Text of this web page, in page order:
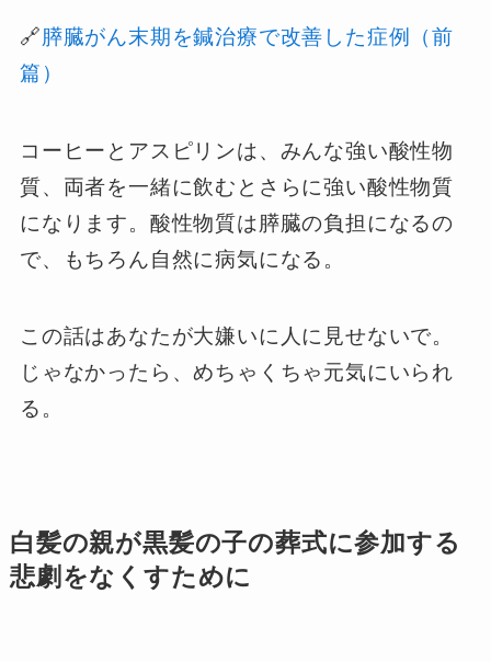
🔗膵臓がん末期を鍼治療で改善した症例（前
篇）
コーヒーとアスピリンは、みんな強い酸性物
質、両者を一緒に飲むとさらに強い酸性物質
になります。酸性物質は膵臓の負担になるの
で、もちろん自然に病気になる。
この話はあなたが大嫌いに人に見せないで。
じゃなかったら、めちゃくちゃ元気にいられ
る。
白髪の親が黒髪の子の葬式に参加する
悲劇をなくすために